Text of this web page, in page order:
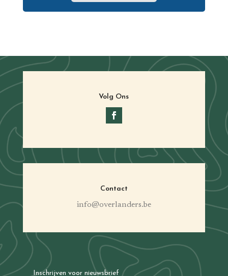
Volg Ons
Contact
info@overlanders.be
Inschrijven voor nieuwsbrief